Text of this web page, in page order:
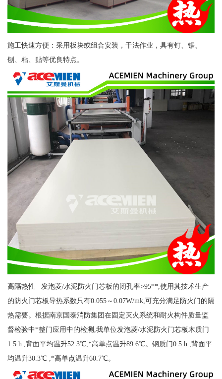
施工快速方便：采用板块或组合安装，干法作业，具有钉、锯、
刨、粘、贴等优良特点。
高隔热性 发泡菱/水泥防火门芯板的闭孔率>95**,使用其技术生产
的防火门芯板导热系数只有0.055～0.07W/mk,可充分满足防火门的隔
热需要。根据南京国泰消防集团在固定灭火系统和耐火构件质量监
督检验中*整门应用中的检测,我单位发泡菱/水泥防火门芯板木质门
1.5 h ,背面平均温升52.3℃,*高单点温升89.6℃。钢质门0.5 h ,背面平
均温升30.3℃ ,*高单点温升60.7℃。